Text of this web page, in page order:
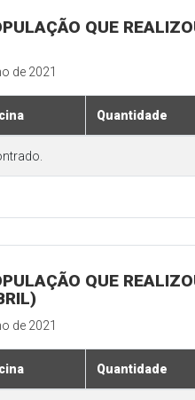
QUE
de 2021
Quantidade
QUE
de 2021
Quantidade